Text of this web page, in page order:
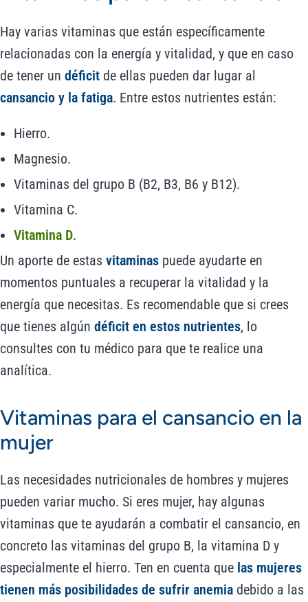
Hay varias vitaminas que están específicamente
relacionadas con la energía y vitalidad, y que en caso
de tener un déficit de ellas pueden dar lugar al
cansancio y la fatiga. Entre estos nutrientes están:
Hierro.
Magnesio.
Vitaminas del grupo B (B2, B3, B6 y B12).
Vitamina C.
Vitamina D.
Un aporte de estas vitaminas puede ayudarte en
momentos puntuales a recuperar la vitalidad y la
energía que necesitas. Es recomendable que si crees
que tienes algún déficit en estos nutrientes, lo
consultes con tu médico para que te realice una
analítica.
Vitaminas para el cansancio en la
mujer
Las necesidades nutricionales de hombres y mujeres
pueden variar mucho. Si eres mujer, hay algunas
vitaminas que te ayudarán a combatir el cansancio, en
concreto las vitaminas del grupo B, la vitamina D y
especialmente el hierro. Ten en cuenta que las mujeres
tienen más posibilidades de sufrir anemia debido a las